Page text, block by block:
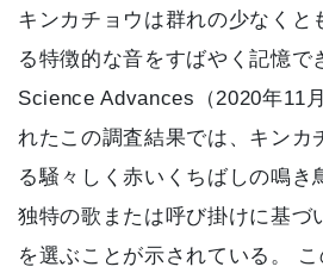
キンカチョウは群れの少なくと
る特徴的な音をすばやく記憶で
Science Advances（2020年11
れたこの調査結果では、キンカ
る騒々しく赤いくちばしの鳴き
独特の歌または呼び掛けに基づ
を選ぶことが示されている。